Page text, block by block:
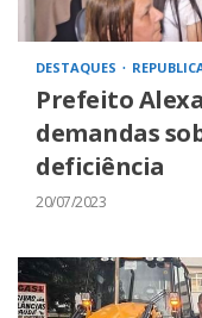
DESTAQUES
Prefeito
demandas
deficiência
20/07/2023